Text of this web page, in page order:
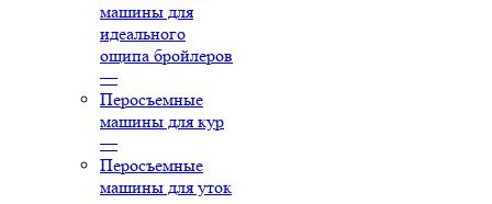
машины для
идеального
ощипа бройлеров
—
Перосъемные
машины для кур
—
Перосъемные
машины для уток